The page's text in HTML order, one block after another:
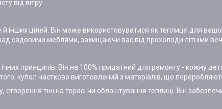
від вітру.
й інших цілей. Він може використовуватися як теплиця для
садовими меблями, захищаючи вас від прохолоди літніми
принципів. Він на 100% придатний для ремонту - кожну
купол частково виготовлений з матеріалів, що
тіні на терасі чи облаштування теплиці. Він